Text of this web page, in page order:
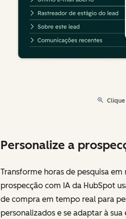
Personalize a
Transforme horas de pesquisa
prospecção com IA da HubSpot
de compra em tempo real para
personalizados e se adaptar à